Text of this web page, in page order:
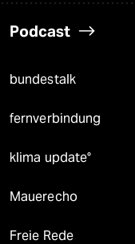
Podcast
bundestalk
fernverbindung
klima update°
Mauerecho
Freie Rede